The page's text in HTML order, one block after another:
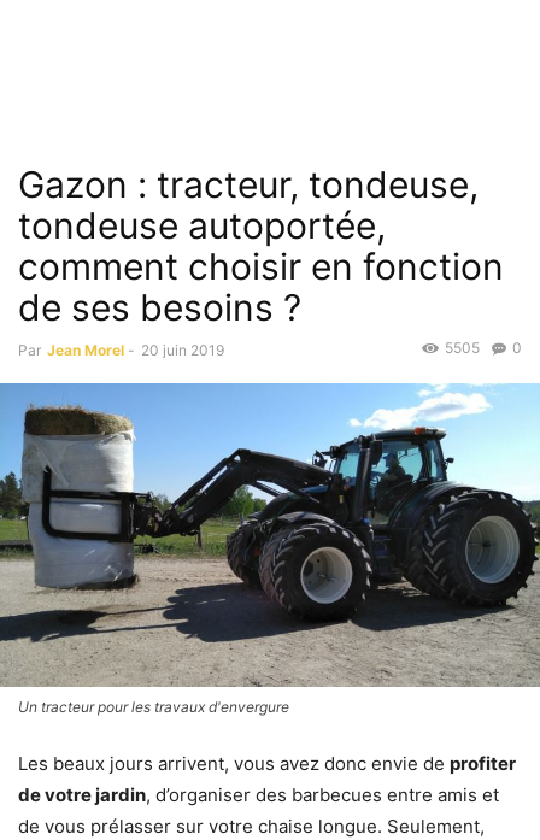
Gazon : tracteur, tondeuse,
tondeuse autoportée,
comment choisir en fonction
de ses besoins ?
Par Jean Morel - 20 juin 2019 0
5505
Un tracteur pour les travaux d'envergure
Les beaux jours arrivent, vous avez donc envie de profiter
de votre jardin, d’organiser des barbecues entre amis et
de vous prélasser sur votre chaise longue. Seulement,